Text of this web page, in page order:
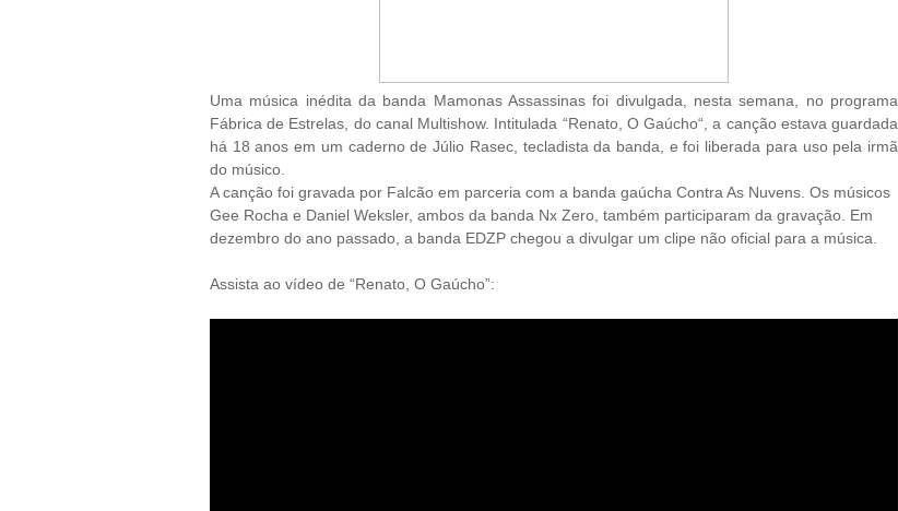
Uma música inédita da banda Mamonas Assassinas foi divulgada, nesta semana, no programa
Fábrica de Estrelas, do canal Multishow. Intitulada “Renato, O Gaúcho“, a canção estava guardada
há 18 anos em um caderno de Júlio Rasec, tecladista da banda, e foi liberada para uso pela irmã
do músico.
A canção foi gravada por Falcão em parceria com a banda gaúcha Contra As Nuvens. Os músicos
Gee Rocha e Daniel Weksler, ambos da banda Nx Zero, também participaram da gravação. Em
dezembro do ano passado, a banda EDZP chegou a divulgar um clipe não oficial para a música.
Assista ao vídeo de “Renato, O Gaúcho”: